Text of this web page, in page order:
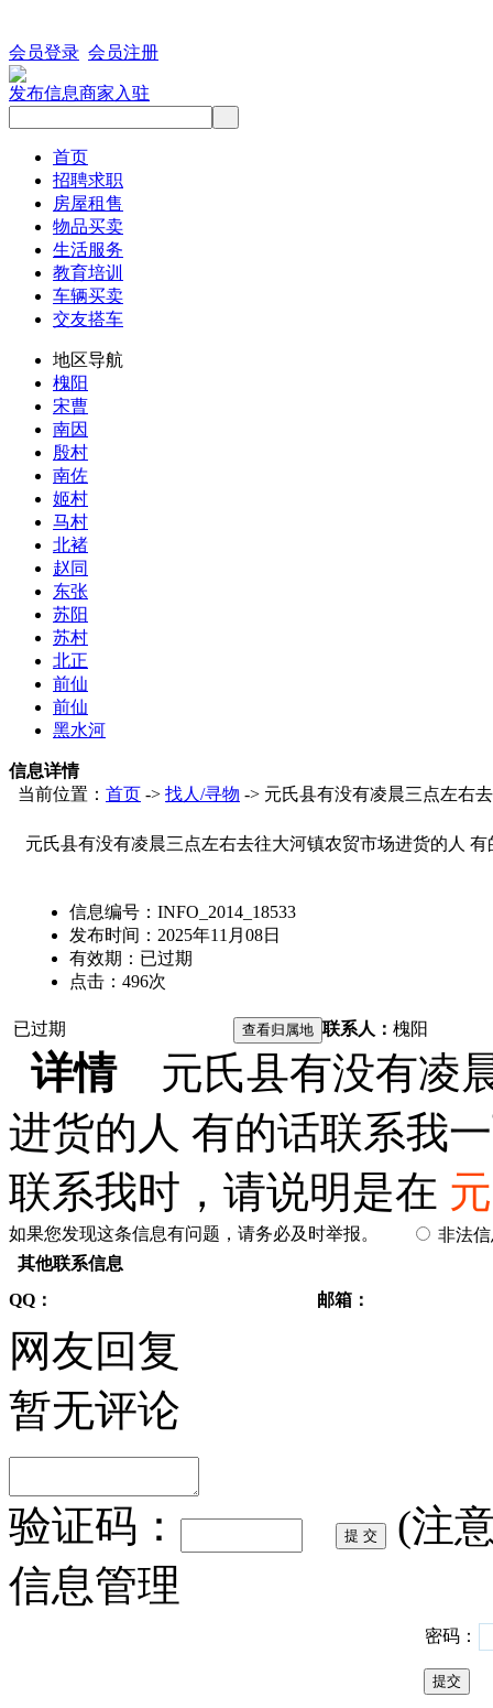
会员登录 会员注册
发布信息商家入驻
首页
招聘求职
房屋租售
物品买卖
生活服务
教育培训
车辆买卖
交友搭车
地区导航
槐阳
宋曹
南因
殷村
南佐
姬村
马村
北褚
赵同
东张
苏阳
苏村
北正
前仙
前仙
黑水河
信息详情
当前位置： 首页 -> 找人/寻物 -> 元氏县有没有凌晨三点左右
元氏县有没有凌晨三点左右去往大河镇农贸市场进货的人 有
信息编号： INFO_2014_18533
发布时间： 2025年11月08日
有效期： 已过期
点击： 496次
已过期 联系人： 槐阳
详情
元氏县有没有凌
进货的人 有的话联系我
联系我时，请说明是在
如果您发现这条信息有问题，请务必及时举报。
非法
其他联系信息
QQ：
邮箱：
网友回复
暂无评论
验证码：
(注
信息管理
密码：